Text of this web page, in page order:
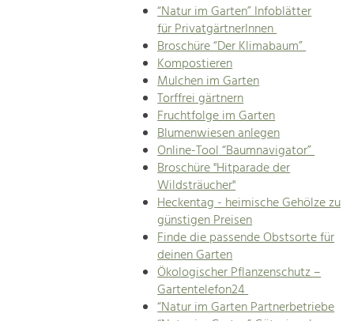
“Natur im Garten” Infoblätter
für PrivatgärtnerInnen
Broschüre “Der Klimabaum”
Kompostieren
Mulchen im Garten
Torffrei gärtnern
Fruchtfolge im Garten
Blumenwiesen anlegen
Online-Tool “Baumnavigator”
Broschüre "Hitparade der
Wildsträucher"
Heckentag - heimische Gehölze zu
günstigen Preisen
Finde die passende Obstsorte für
deinen Garten
Ökologischer Pflanzenschutz –
Gartentelefon24
“Natur im Garten Partnerbetriebe